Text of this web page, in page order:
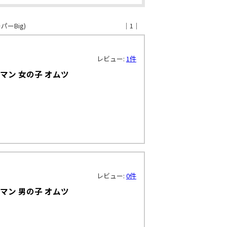
｜1｜
ーBig)
レビュー: 1件
ン 女の子 オムツ
レビュー: 0件
ン 男の子 オムツ